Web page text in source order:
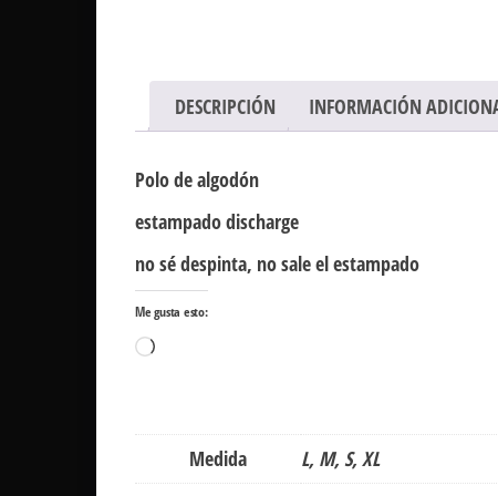
DESCRIPCIÓN INFORMACIÓN
Polo de algodón
estampado discharge
no sé despinta, no sale el estampado
Me gusta esto:
Cargando...
Medida L, M, S, XL